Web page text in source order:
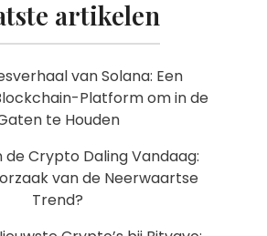
artikelen
van Solana: Een
Platform om in de
te Houden
de Crypto Daling Vandaag:
van de Neerwaartse
Trend?